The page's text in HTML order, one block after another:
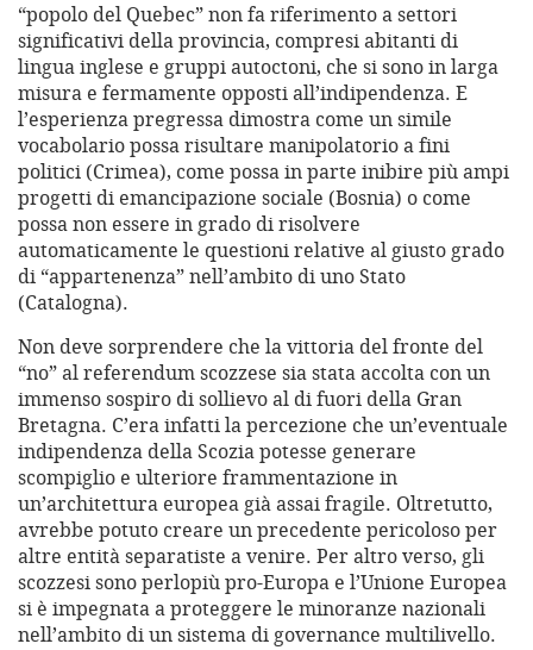
“popolo del Quebec” non fa riferimento a settori
significativi della provincia, compresi abitanti di
lingua inglese e gruppi autoctoni, che si sono in larga
misura e fermamente opposti all’indipendenza. E
l’esperienza pregressa dimostra come un simile
vocabolario possa risultare manipolatorio a fini
politici (Crimea), come possa in parte inibire più ampi
progetti di emancipazione sociale (Bosnia) o come
possa non essere in grado di risolvere
automaticamente le questioni relative al giusto grado
di “appartenenza” nell’ambito di uno Stato
(Catalogna).
Non deve sorprendere che la vittoria del fronte del
“no” al referendum scozzese sia stata accolta con un
immenso sospiro di sollievo al di fuori della Gran
Bretagna. C’era infatti la percezione che un’eventuale
indipendenza della Scozia potesse generare
scompiglio e ulteriore frammentazione in
un’architettura europea già assai fragile. Oltretutto,
avrebbe potuto creare un precedente pericoloso per
altre entità separatiste a venire. Per altro verso, gli
scozzesi sono perlopiù pro-Europa e l’Unione Europea
si è impegnata a proteggere le minoranze nazionali
nell’ambito di un sistema di governance multilivello.